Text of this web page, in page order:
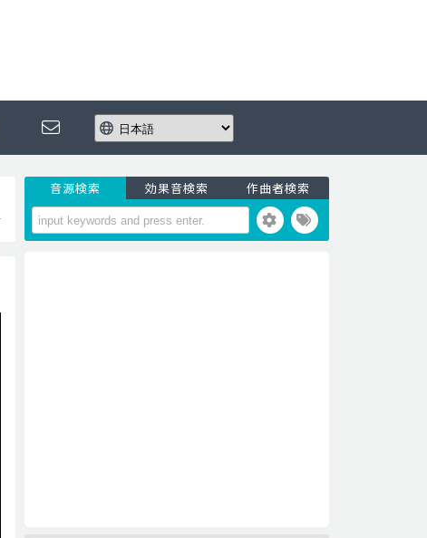
音源検索 効果音検索 作曲者検索